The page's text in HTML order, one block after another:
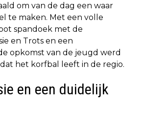
om van de dag een waar
te maken. Met een volle
spandoek met de
en Trots en een
opkomst van de jeugd werd
het korfbal leeft in de regio.
en een duidelijk